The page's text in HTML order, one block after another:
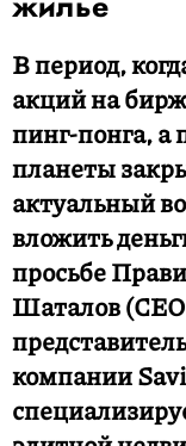
В период,
акций на
пинг-понга, а
планеты
актуальный
вложить
просьбе
Шаталов
компании